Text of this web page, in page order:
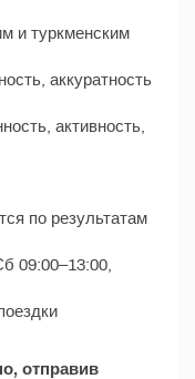
и туркменским
аккуратность
активность,
по результатам
09:00–13:00,
отправив